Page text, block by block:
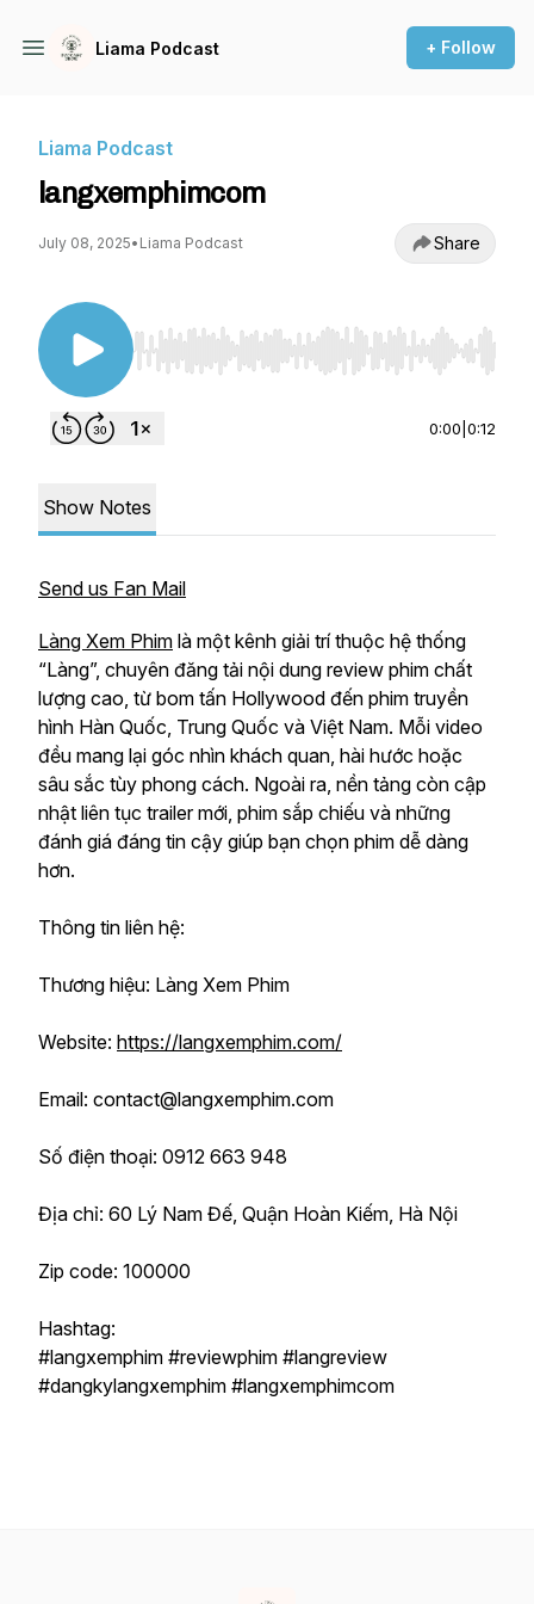
Liama Podcast + Follow
Liama Podcast
langxemphimcom
July 08, 2025• Liama Podcast Share
Use Left/Right to seek, Home/End to jump to
0:00 0:12
Show Notes
Send us Fan Mail
Làng Xem Phim là một kênh giải trí thuộc hệ thống
“Làng”, chuyên đăng tải nội dung review phim chất
lượng cao, từ bom tấn Hollywood đến phim truyền
hình Hàn Quốc, Trung Quốc và Việt Nam. Mỗi video
đều mang lại góc nhìn khách quan, hài hước hoặc
sâu sắc tùy phong cách. Ngoài ra, nền tảng còn cập
nhật liên tục trailer mới, phim sắp chiếu và những
đánh giá đáng tin cậy giúp bạn chọn phim dễ dàng
hơn.
Thông tin liên hệ:
Thương hiệu: Làng Xem Phim
Website: https://langxemphim.com/
Email: contact@langxemphim.com
Số điện thoại: 0912 663 948
Địa chỉ: 60 Lý Nam Đế, Quận Hoàn Kiếm, Hà Nội
Zip code: 100000
Hashtag:
#langxemphim #reviewphim #langreview
#dangkylangxemphim #langxemphimcom